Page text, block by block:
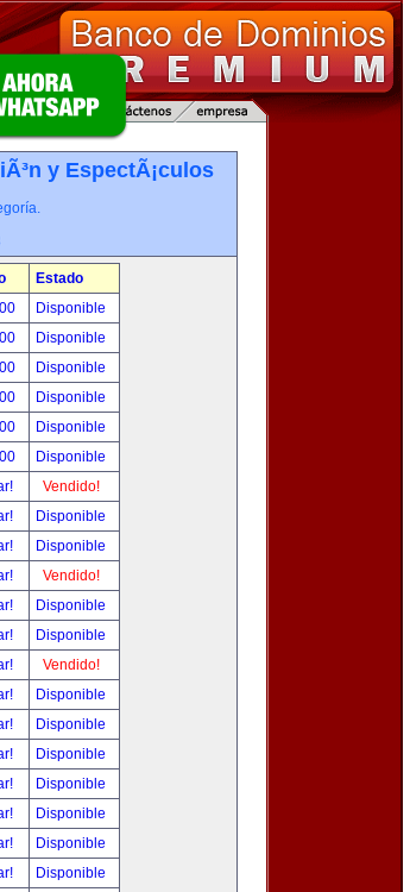
y EspectÃ¡culos
Estado
Disponible
Disponible
Disponible
Disponible
Disponible
Disponible
Vendido!
Disponible
Disponible
Vendido!
Disponible
Disponible
Vendido!
Disponible
Disponible
Disponible
Disponible
Disponible
Disponible
Disponible